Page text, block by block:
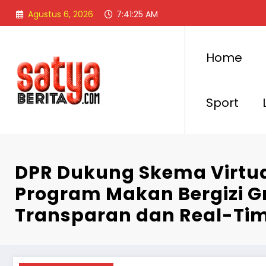
Skip
Agustus 6, 2026 7:41:27 AM
Home
Sport
DPR Dukung Skema
Program Makan Bergizi
Transparan dan Real-